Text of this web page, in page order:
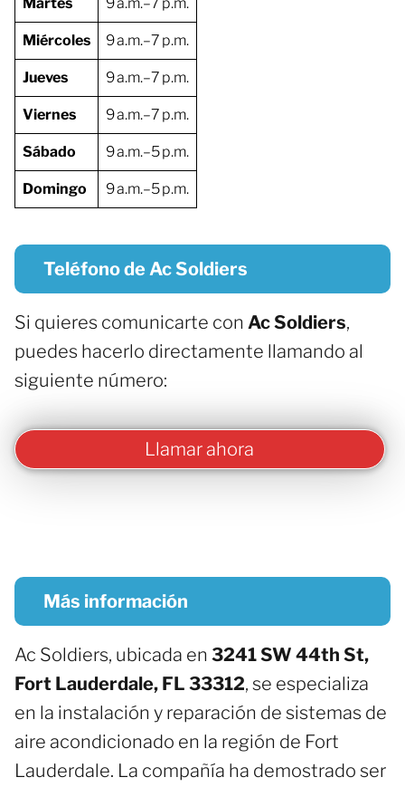
Miércoles 9 a.m.–7 p.m.
Jueves 9 a.m.–7 p.m.
Viernes 9 a.m.–7 p.m.
Sábado 9 a.m.–5 p.m.
Domingo 9 a.m.–5 p.m.
Teléfono de Ac Soldiers
Si quieres comunicarte con Ac Soldiers,
puedes hacerlo directamente llamando al
siguiente número:
Llamar ahora
Más información
Ac Soldiers, ubicada en 3241 SW 44th St,
Fort Lauderdale, FL 33312, se especializa
en la instalación y reparación de sistemas de
aire acondicionado en la región de Fort
Lauderdale. La compañía ha demostrado ser